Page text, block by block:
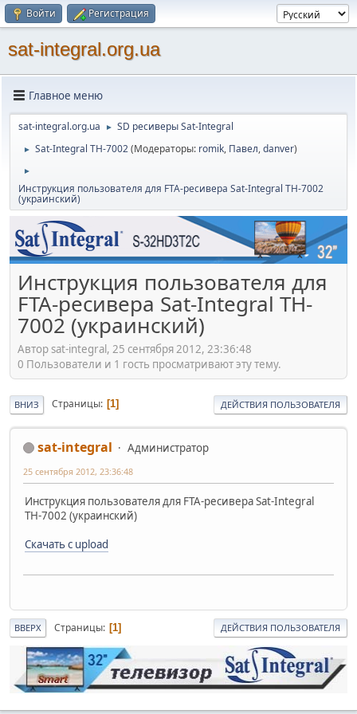
Войти Регистрация
sat-integral.org.ua
Главное меню
sat-integral.org.ua ► SD ресиверы Sat-Integral
► Sat-Integral TH-7002(Модераторы: romik, Павел,danver)
►
Инструкция пользователя для FTA-ресивера Sat-Integral TH-7002
(украинский)
Инструкция пользователя для
FTA-ресивера Sat-Integral TH-
7002 (украинский)
Автор sat-integral, 25 сентября 2012, 23:36:48
0 Пользователи и 1 гость просматривают эту тему.
ВНИЗ Страницы 1 ДЕЙСТВИЯ ПОЛЬЗОВАТЕЛЯ
sat-integral Администратор
25 сентября 2012, 23:36:48
Инструкция пользователя для FTA-ресивера Sat-Integral
TH-7002 (украинский)
Скачать с upload
ВВЕРХ Страницы 1 ДЕЙСТВИЯ ПОЛЬЗОВАТЕЛЯ